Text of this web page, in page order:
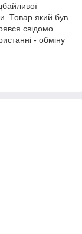
Товар який був
свідомо
- обміну